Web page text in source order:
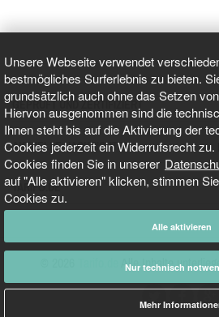
Unsere Webseite verwendet
bestmögliches Surferlebnis zu bieten.
grundsätzlich auch ohne das Setzen
Hiervon ausgenommen sind die
Ihnen steht bis auf die Aktivierung der
Cookies jederzeit ein Widerrufsrecht
Cookies finden Sie in unserer
auf "Alle aktivieren" klicken, stimmen
Cookies zu.
Alle aktivieren
Nur technisch
Mehr
GEPRÜFT UND ZERTIFIZIERT
AKTUELLE NACHRICHTEN
TARIFO.DE
Alle Inhalte